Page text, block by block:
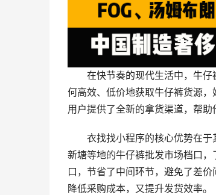
在快节奏的现代生活中，牛
何高效、低价地获取牛仔裤货源，
用户提供了全新的拿货渠道，帮助
衣找找小程序的核心优势在于
新塘等地的牛仔裤批发市场档口
口，节省了中间环节，避免了差
降低采购成本，又提升发货效率。